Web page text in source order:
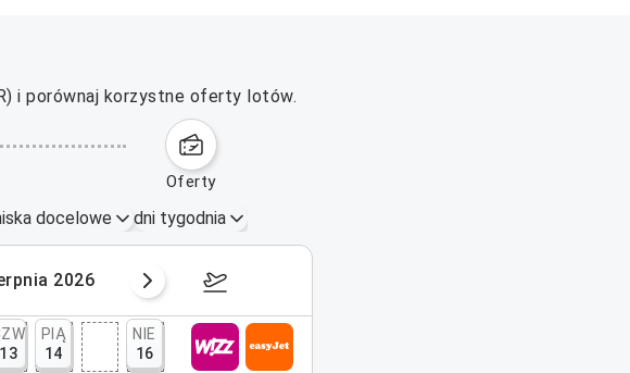
i porównaj korzystne oferty lotów.
oferty
docelowe dni tygodnia
2026
13
PIĄ
14
NIE
16